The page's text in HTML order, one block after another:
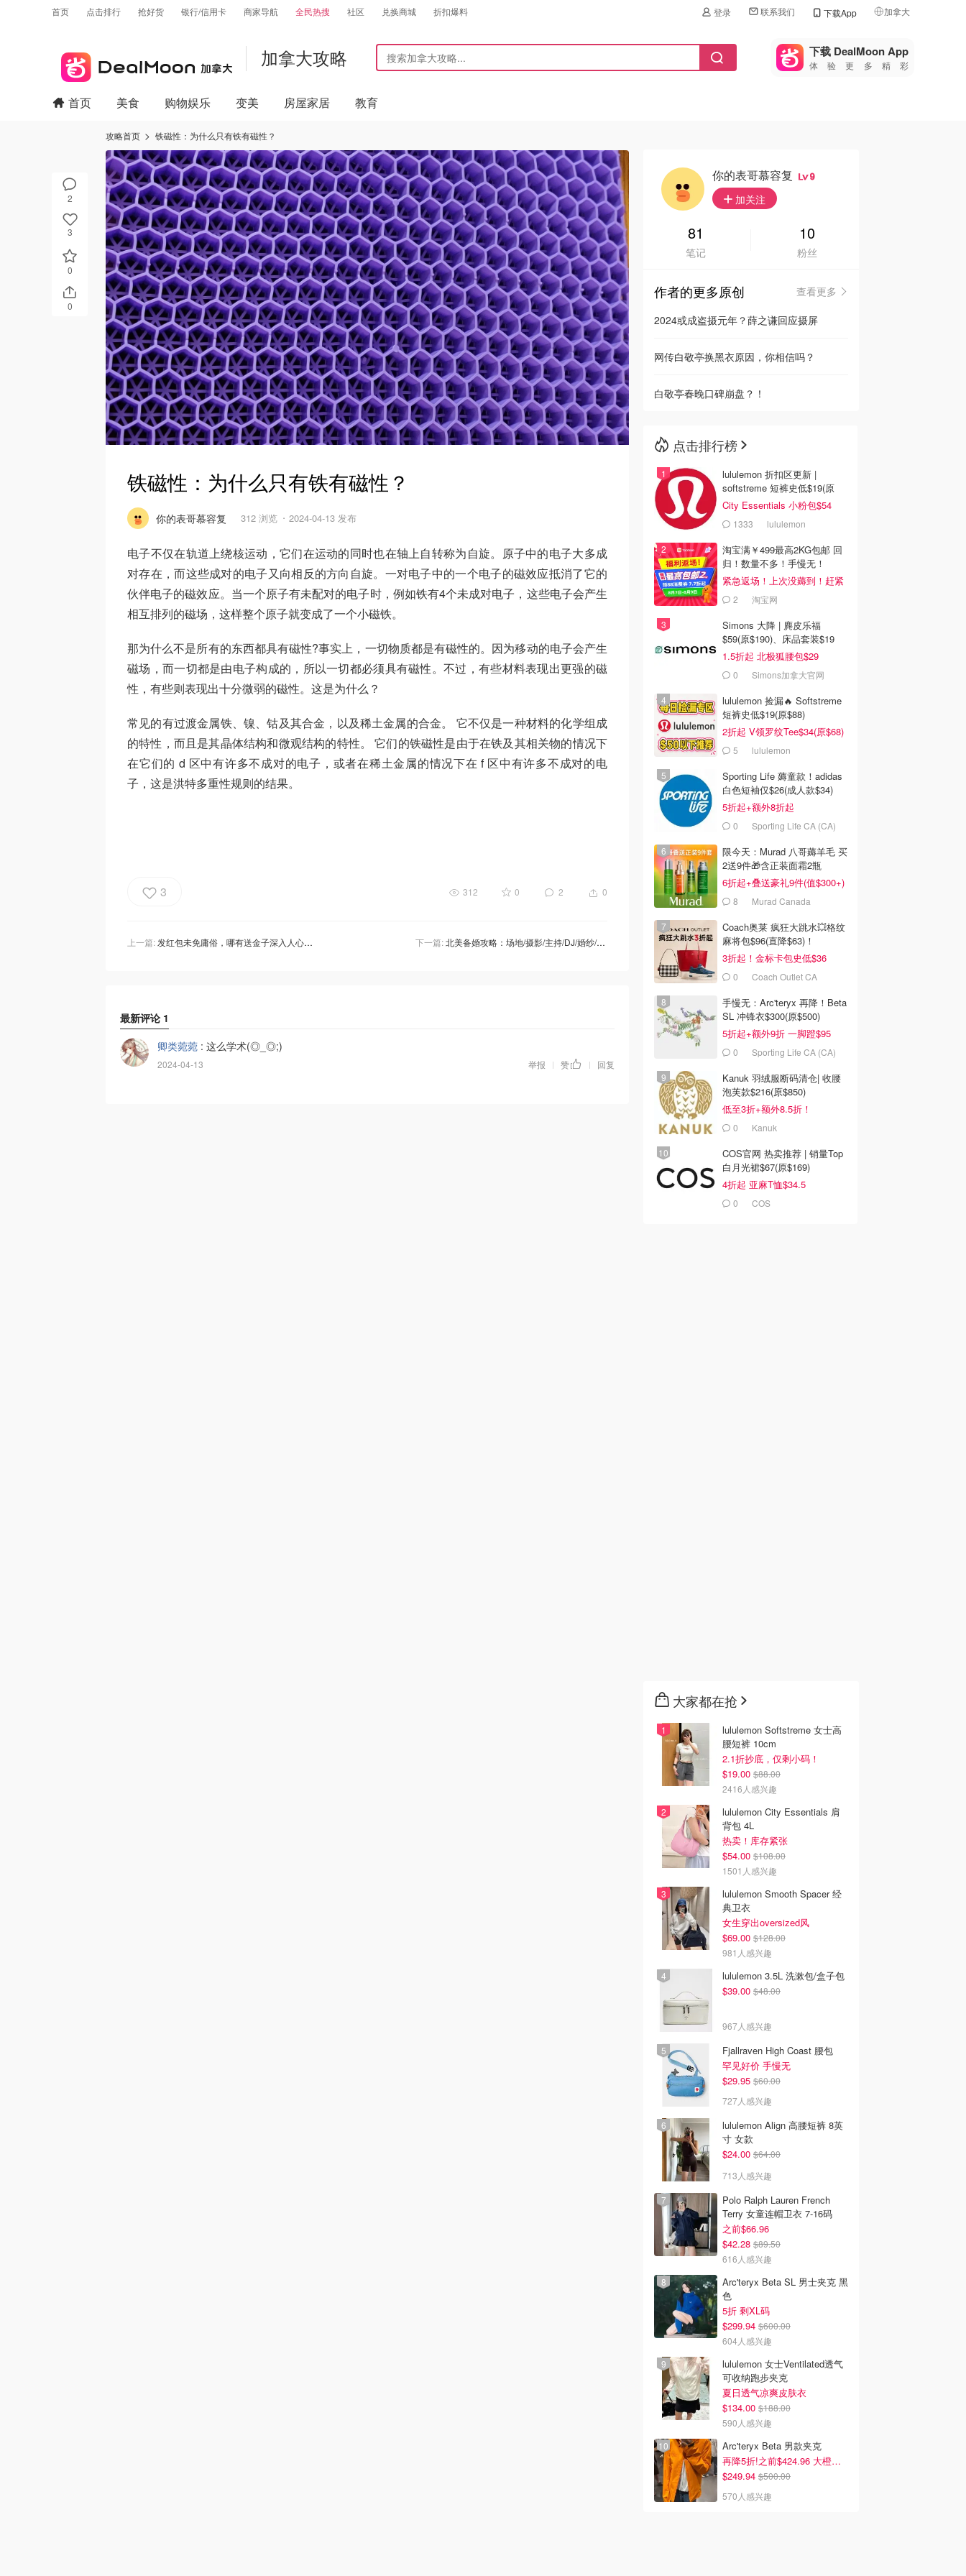
首页 点击排行 抢好货 银行/信用卡 商家导航 全民热搜 社区 兑换商城 折扣爆料 登录 联系我们 下载App 加拿大
🇺🇸
美国
🇨🇳中国
🇩🇪
🇮🇹
🇦🇺
🇳🇿新西兰
加拿大攻略 下载 DealMoon App
体验更多精彩
2
3
0
0
首页 美食 购物娱乐 变美 房屋家居 教育
攻略首页 铁磁性：为什么只有铁有磁性？
铁磁性：为什么只有铁有磁性？
你的表哥慕容复 312 浏览 2024-04-13 发布
电子不仅在轨道上绕核运动，它们在运动的同时也在轴上自转称为自旋。原子中的电子大多成
对存在，而这些成对的电子又向相反的方向自旋。一对电子中的一个电子的磁效应抵消了它的
伙伴电子的磁效应。当一个原子有未配对的电子时，例如铁有4个未成对电子，这些电子会产生
相互排列的磁场，这样整个原子就变成了一个小磁铁。
那为什么不是所有的东西都具有磁性?事实上，一切物质都是有磁性的。因为移动的电子会产生
磁场，而一切都是由电子构成的，所以一切都必须具有磁性。不过，有些材料表现出更强的磁
性，有些则表现出十分微弱的磁性。这是为什么？
常见的有过渡金属铁、镍、钴及其合金，以及稀土金属的合金。 它不仅是一种材料的化学组成
的特性，而且是其晶体结构和微观结构的特性。 它们的铁磁性是由于在铁及其相关物的情况下
在它们的 d 区中有许多不成对的电子，或者在稀土金属的情况下在 f 区中有许多不成对的电
子，这是洪特多重性规则的结果。
3 312 0 2 0
上一篇: 发红包未免庸俗，哪有送金子深入人心🤩 珠宝汇周年福利免费送！ 下一篇:北美备婚攻略：场地/摄影/主持/DJ/婚纱/化妆/花艺/请柬 选择+价格🔎详细指南
最新评论 1
卿类菀菀 : 这么学术(◎_◎;)
2024-04-13 举报 | 赞 | 回复
你的表哥慕容复 9
加关注
81
笔记
10
粉丝
作者的更多原创
查看更多
2024或成盗摄元年？薛之谦回应摄屏
网传白敬亭换黑衣原因，你相信吗？
白敬亭春晚口碑崩盘？！
点击排行榜
lululemon 折扣区更新 |
softstreme 短裤史低$19(原
$88)
City Essentials 小粉包$54
1333 lululemon
淘宝满￥499最高2KG包邮 回
归！数量不多！手慢无！
紧急返场！上次没薅到！赶紧
冲 2 淘宝网
Simons 大降 | 麂皮乐福
$59(原$190)、床品套装$19
1.5折起 北极狐腰包$29
0 Simons加拿大官网
lululemon 捡漏🔥 Softstreme
短裤史低$19(原$88)
2折起 V领罗纹Tee$34(原$68)
5 lululemon
Sporting Life 薅童款！adidas
白色短袖仅$26(成人款$34)
5折起+额外8折起
0 Sporting Life CA (CA)
限今天：Murad 八哥薅羊毛 买
2送9件🎁含正装面霜2瓶
6折起+叠送豪礼9件(值$300+)
8 Murad Canada
Coach奥莱 疯狂大跳水💥格纹
麻将包$96(直降$63)！
3折起！金标卡包史低$36
0 Coach Outlet CA
手慢无：Arc'teryx 再降！Beta
SL 冲锋衣$300(原$500)
5折起+额外9折 一脚蹬$95
0 Sporting Life CA (CA)
Kanuk 羽绒服断码清仓| 收腰
泡芙款$216(原$850)
低至3折+额外8.5折！
0 Kanuk
COS官网 热卖推荐 | 销量Top
白月光裙$67(原$169)
4折起 亚麻T恤$34.5
0 COS
大家都在抢
lululemon Softstreme 女士高
腰短裤 10cm
2.1折抄底，仅剩小码！
$19.00 $88.00
2416人感兴趣
lululemon City Essentials 肩
背包 4L
热卖！库存紧张
$54.00 $108.00
1501人感兴趣
lululemon Smooth Spacer 经
典卫衣
女生穿出oversized风
$69.00 $128.00
981人感兴趣
lululemon 3.5L 洗漱包/盒子包
$39.00 $48.00
967人感兴趣
Fjallraven High Coast 腰包
罕见好价 手慢无
$29.95 $60.00
727人感兴趣
lululemon Align 高腰短裤 8英
寸 女款
$24.00 $64.00
713人感兴趣
Polo Ralph Lauren French
Terry 女童连帽卫衣 7-16码
之前$66.96
$42.28 $89.50
616人感兴趣
Arc'teryx Beta SL 男士夹克 黑
色
5折 剩XL码
$299.94 $600.00
604人感兴趣
lululemon 女士Ventilated透气
可收纳跑步夹克
夏日透气凉爽皮肤衣
$134.00 $188.00
590人感兴趣
Arc'teryx Beta 男款夹克
再降5折!之前$424.96 大橙子好显白 蹲补
$249.94 $500.00
570人感兴趣